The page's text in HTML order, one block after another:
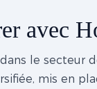
avec
le secteur
mis en